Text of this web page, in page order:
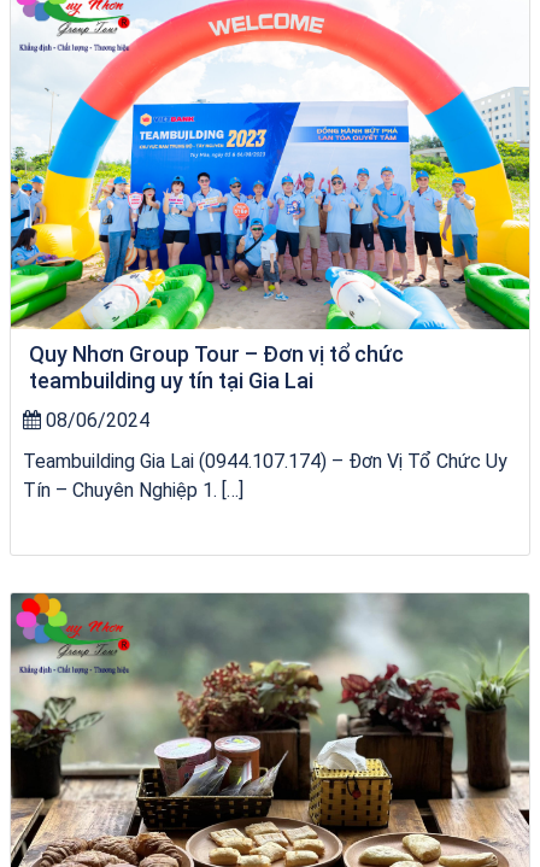
Quy Nhơn Group Tour – Đơn vị tổ chức
teambuilding uy tín tại Gia Lai
08/06/2024
Teambuilding Gia Lai (0944.107.174) – Đơn Vị Tổ Chức Uy
Tín – Chuyên Nghiệp 1. […]